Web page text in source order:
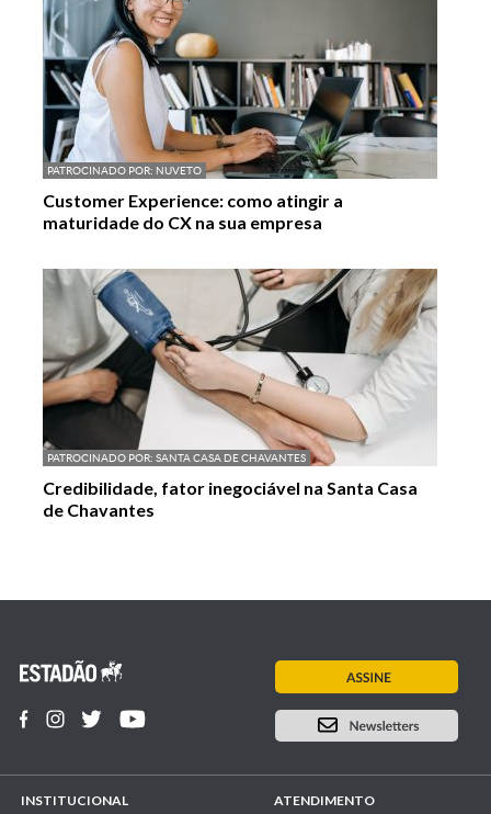
PATROCINADO POR: NUVETO
Customer Experience: como atingir a
maturidade do CX na sua empresa
PATROCINADO POR: SANTA CASA DE CHAVANTES
Credibilidade, fator inegociável na Santa Casa
de Chavantes
INSTITUCIONAL ATENDIMENTO